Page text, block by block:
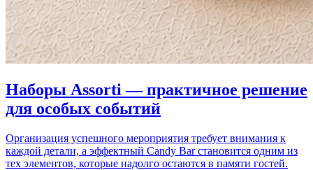
Наборы Assorti — практичное решение
для особых событий
Организация успешного мероприятия требует внимания к
каждой детали, а эффектный Candy Bar становится одним из
тех элементов, которые надолго остаются в памяти гостей.